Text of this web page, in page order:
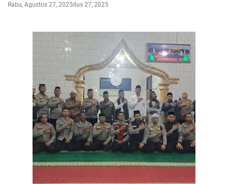
Rabu, Agustus 27, 2025Agustus 27, 2025